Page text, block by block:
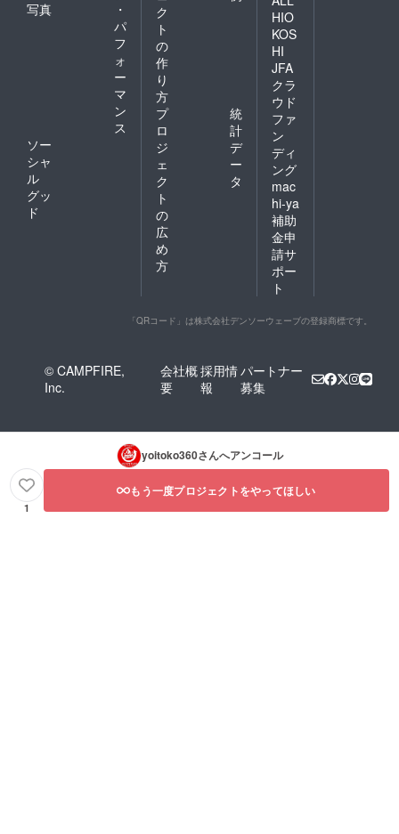
写真
・
パ
フ
ォ
ー
マ
ン
ス
ソー
シャ
ル
グッ
ド
ク
ト
の
作
り
方
プ
ロ
ジ
ェ
ク
ト
の
広
め
方
統
計
デ
ー
タ
HIO
KOS
HI
JFA
クラ
ウド
ファ
ン
ディ
ング
mac
hi-ya
補助
金申
請サ
ポー
ト
「QRコード」は株式会社デンソーウェーブの登録商標です。
© CAMPFIRE,
Inc.
会社概
要
採用情
報
パートナー
募集
yoitoko360さんへアンコール
1
もう一度プロジェクトをやってほしい